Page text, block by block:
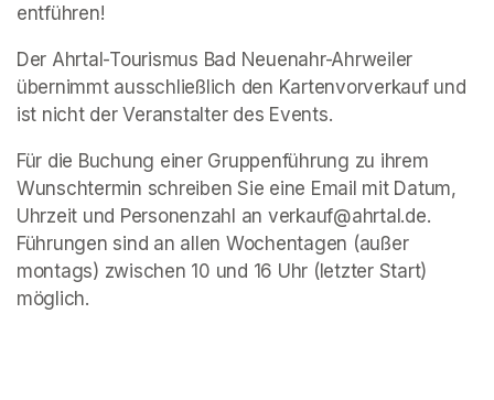
entführen!
Der Ahrtal-Tourismus Bad Neuenahr-Ahrweiler
übernimmt ausschließlich den Kartenvorverkauf und
ist nicht der Veranstalter des Events.
Für die Buchung einer Gruppenführung zu ihrem
Wunschtermin schreiben Sie eine Email mit Datum,
Uhrzeit und Personenzahl an verkauf@ahrtal.de.
Führungen sind an allen Wochentagen (außer
montags) zwischen 10 und 16 Uhr (letzter Start)
möglich.